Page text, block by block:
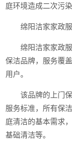
庭环境造成二次污
绵阳洁家家政
绵阳洁家家政
保洁品牌，服务覆
用户。
该品牌的上门
服务标准，所有保
庭清洁的基本需求
基础清洁等。